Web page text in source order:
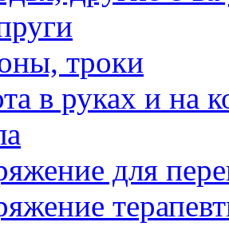
троки
в руках и на
для